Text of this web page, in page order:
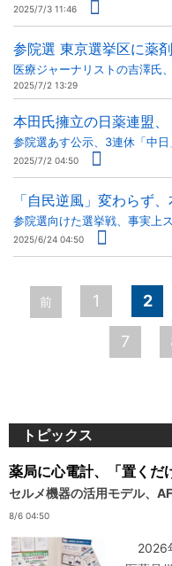
2025/7/3 11:46
参院選 東京選挙区に薬
医療ジャーナリストの吉澤氏
2025/7/2 13:29
本田氏擁立の日薬連盟
参院選あす公示、3連休「中
2025/7/2 04:50
「自民逆風」変わらず
参院選向けた選挙戦、事実上
2025/6/24 04:50
ペ
ー
前 1 2
7
トピックス
薬局に心電計、「置くだ
セルメ機器の活用モデル、
8/6 04:50
2026